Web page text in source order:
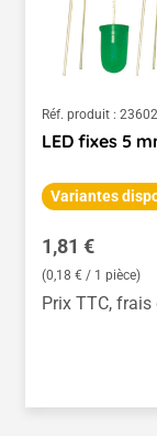
Réf. produit :
LED fixes 5
Variantes
Prix régulier :
1,81 €
(0,18 € / 1 pièce)
Prix TTC,